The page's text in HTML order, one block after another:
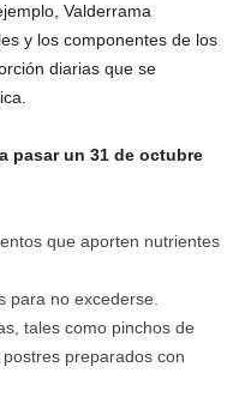
Valderrama
y los componentes de los
diarias que se
pasar un 31 de octubre
que aporten nutrientes
para no excederse.
tales como pinchos de
preparados con